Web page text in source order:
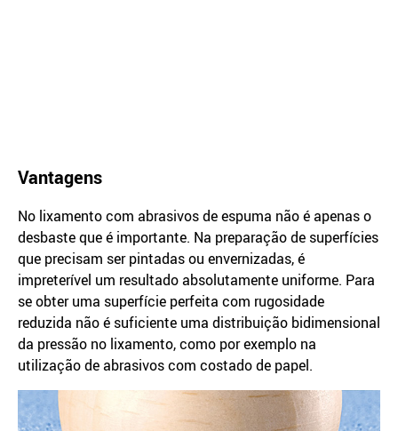
Vantagens
No lixamento com abrasivos de espuma não é apenas o
desbaste que é importante. Na preparação de superfícies
que precisam ser pintadas ou envernizadas, é
impreterível um resultado absolutamente uniforme. Para
se obter uma superfície perfeita com rugosidade
reduzida não é suficiente uma distribuição bidimensional
da pressão no lixamento, como por exemplo na
utilização de abrasivos com costado de papel.